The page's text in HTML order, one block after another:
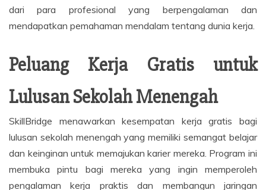
dari para profesional yang berpengalaman dan
mendapatkan pemahaman mendalam tentang dunia kerja.
Peluang Kerja Gratis untuk
Lulusan Sekolah Menengah
SkillBridge menawarkan kesempatan kerja gratis bagi
lulusan sekolah menengah yang memiliki semangat belajar
dan keinginan untuk memajukan karier mereka. Program ini
membuka pintu bagi mereka yang ingin memperoleh
pengalaman kerja praktis dan membangun jaringan